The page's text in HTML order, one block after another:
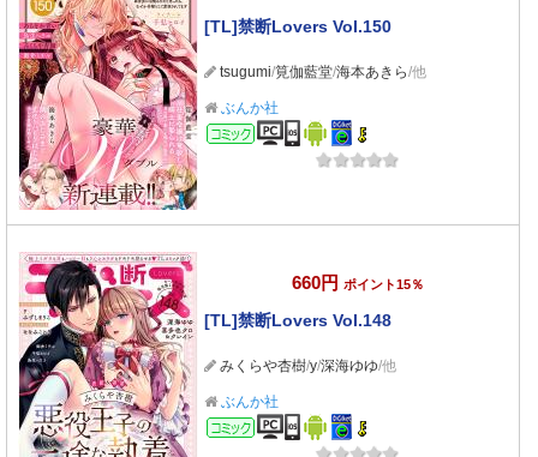
[TL]禁断Lovers Vol.150
tsugumi/筧伽藍堂/海本あきら/他
ぶんか社
コミック
660円 ポイント15％
[TL]禁断Lovers Vol.148
みくらや杏樹/y/深海ゆゆ/他
ぶんか社
コミック